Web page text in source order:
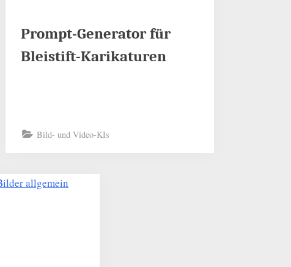
Prompt-Generator für
Bleistift-Karikaturen
Bild- und Video-KIs